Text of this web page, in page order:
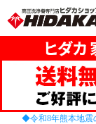
◆令和8年熊本地震